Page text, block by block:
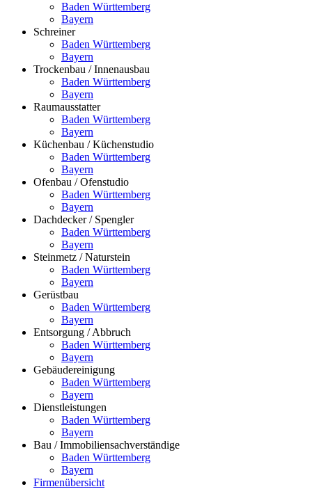
Baden Württemberg
Bayern
Schreiner
Baden Württemberg
Bayern
Trockenbau / Innenausbau
Baden Württemberg
Bayern
Raumausstatter
Baden Württemberg
Bayern
Küchenbau / Küchenstudio
Baden Württemberg
Bayern
Ofenbau / Ofenstudio
Baden Württemberg
Bayern
Dachdecker / Spengler
Baden Württemberg
Bayern
Steinmetz / Naturstein
Baden Württemberg
Bayern
Gerüstbau
Baden Württemberg
Bayern
Entsorgung / Abbruch
Baden Württemberg
Bayern
Gebäudereinigung
Baden Württemberg
Bayern
Dienstleistungen
Baden Württemberg
Bayern
Bau / Immobiliensachverständige
Baden Württemberg
Bayern
Firmenübersicht